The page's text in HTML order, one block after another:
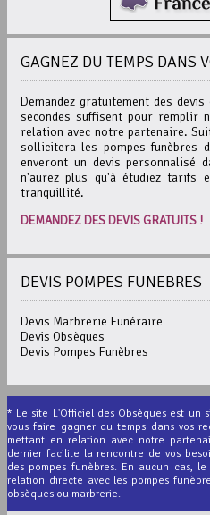
GAGNEZ DU TEMPS DANS
Demandez gratuitement des
secondes suffisent pour remplir
relation avec notre partenaire.
sollicitera les pompes funèbres
enveront un devis personnalisé
n'aurez plus qu'à étudiez tarifs
tranquillité.
DEMANDEZ DES DEVIS GRATUITS !
DEVIS POMPES FUNEBRES
Devis Marbrerie Funéraire
Devis Obsèques
Devis Pompes Funèbres
* Le site L'Officiel des Obsèques est
vous faire gagner du temps dans vos
mettant en relation avec notre
dernier facilite la rencontre de vos
des pompes funèbres. En aucun cas,
relation directe avec les pompes
obsèques ou marbrerie.